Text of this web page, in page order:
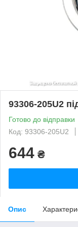
93306-205U2
Готово до відправки
Код: 93306-205U2
644 ₴
Опис